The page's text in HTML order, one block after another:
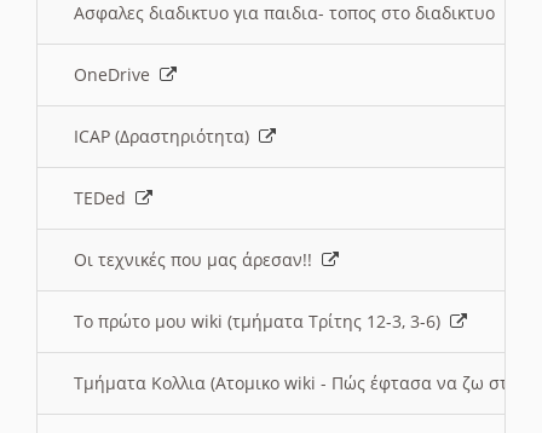
Ασφαλες διαδικτυο για παιδια- τοπος στο διαδικτυο
OneDrive
ICAP (Δραστηριότητα)
TEDed
Οι τεχνικές που μας άρεσαν!!
Το πρώτο μου wiki (τμήματα Τρίτης 12-3, 3-6)
Τμήματα Κολλια (Ατομικο wiki - Πώς έφτασα να ζω στην